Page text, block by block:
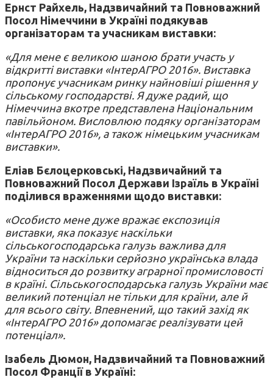
Ернст Райхель, Надзвичайний та Повноважний
Посол Німеччини в Україні подякував
організаторам та учасникам виставки:
«Для мене є великою шаною брати участь у
відкритті виставки «ІнтерАГРО 2016». Виставка
пропонує учасникам ринку найновіші рішення у
сільському господарстві. Я дуже радий, що
Німеччина вкотре представлена Національним
павільйоном. Висловлюю подяку організаторам
«ІнтерАГРО 2016», а також німецьким учасникам
виставки».
Еліав Бєлоцерковські, Надзвичайний та
Повноважний Посол Держави Ізраїль в Україні
поділився враженнями щодо виставки:
«Особисто мене дуже вражає експозиція
виставки, яка показує наскільки
сільськогосподарська галузь важлива для
України та наскільки серйозно українська влада
відноситься до розвитку аграрної промисловості
в країні. Сільськогосподарська галузь України має
великий потенціал не тільки для країни, але й
для всього світу. Впевнений, що такий захід як
«ІнтерАГРО 2016» допомагає реалізувати цей
потенціал».
Ізабель Дюмон, Надзвичайний та Повноважний
Посол Франції в Україні: